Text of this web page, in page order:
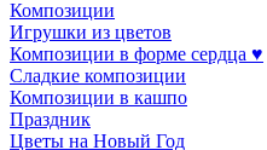
Композиции
Игрушки из цветов
Композиции в форме сердца ♥
Сладкие композиции
Композиции в кашпо
Праздник
Цветы на Новый Год